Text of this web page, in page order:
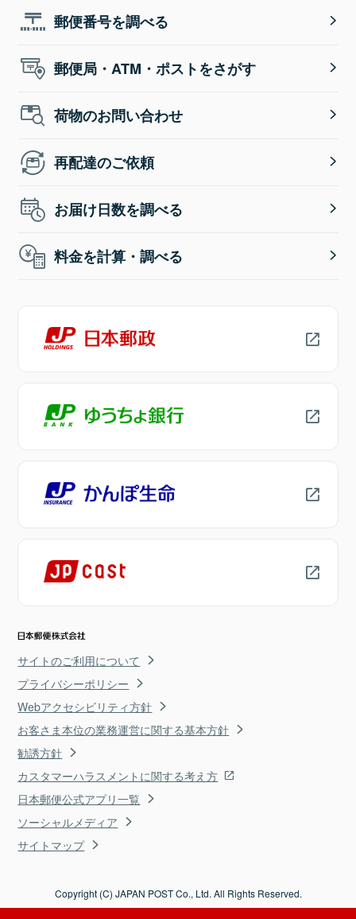
郵便番号を調べる
郵便局・ATM・ポストをさがす
荷物のお問い合わせ
再配達のご依頼
お届け日数を調べる
料金を計算・調べる
サイトのご利用について
プライバシーポリシー
Webアクセシビリティ方針
お客さま本位の業務運営に関する基本方針
勧誘方針
カスタマーハラスメントに関する考え方
日本郵便公式アプリ一覧
ソーシャルメディア
サイトマップ
Copyright (C) JAPAN POST Co., Ltd. All Rights Reserved.